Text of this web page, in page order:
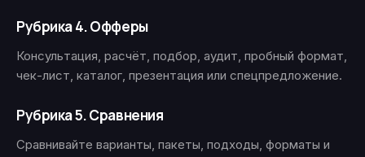
Рубрика 4. Офферы
Консультация, расчёт, подбор, аудит, пробный формат,
чек-лист, каталог, презентация или спецпредложение.
Рубрика 5. Сравнения
Сравнивайте варианты, пакеты, подходы, форматы и